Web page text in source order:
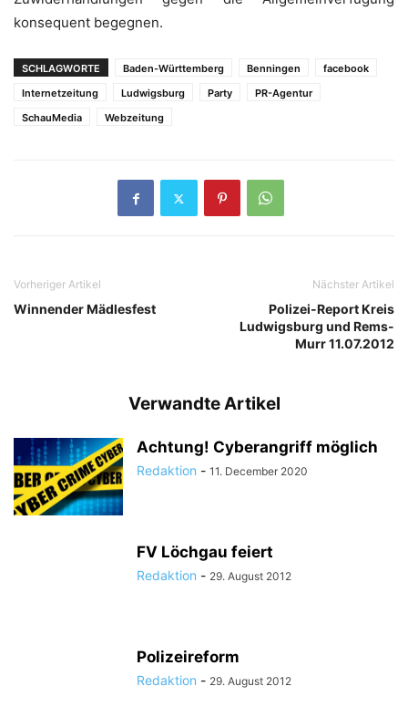
konsequent begegnen.
SCHLAGWORTE Baden-Württemberg Benningen
facebook
Internetzeitung
Ludwigsburg Party
PR-Agentur
SchauMedia
Webzeitung
Vorheriger Artikel
Winnender Mädlesfest
Nächster Artikel
Polizei-Report Kreis
Ludwigsburg und Rems-
Murr 11.07.2012
Verwandte Artikel
Achtung! Cyberangriff möglich
Redaktion - 11. December 2020
FV Löchgau feiert
Redaktion - 29. August 2012
Polizeireform
Redaktion - 29. August 2012